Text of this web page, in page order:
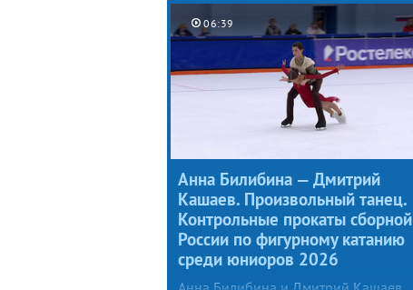
и Артему Валову), представили
специалистам новый произвольный
танец под музыку из балета Игоря
Стравинского «Весна священная»,
причем Зоя предстала в образе жар-
06:39
Анна Билибина — Дмитрий
Кашаев. Произвольный танец.
Контрольные прокаты сборной
России по фигурному катанию
среди юниоров 2026